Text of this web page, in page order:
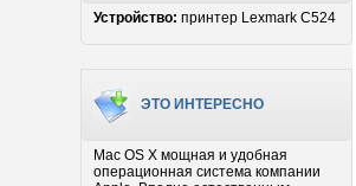
Устройство: принтер Lexmark C524
ЭТО ИНТЕРЕСНО
Mac OS X мощная и удобная
операционная система компании